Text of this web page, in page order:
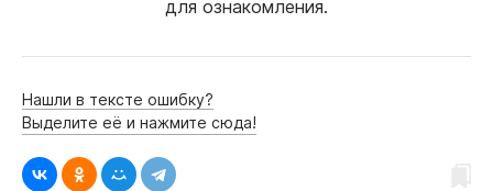
для ознакомления.
Нашли в тексте ошибку?
Выделите её и нажмите сюда!